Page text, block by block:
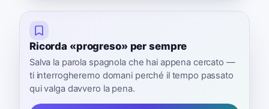
Ricorda «progreso» per sempre
Salva la parola spagnola che hai appena cercato —
ti interrogheremo domani perché il tempo passato
qui valga davvero la pena.